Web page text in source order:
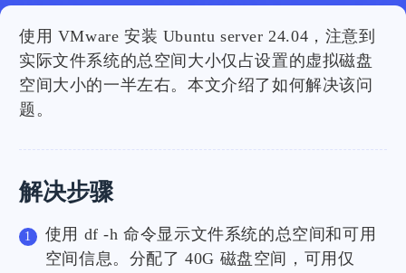
使用 VMware 安装 Ubuntu server 24.04 ，注意到
实际文件系统的总空间大小仅占设置的虚拟磁盘
空间大小的一半左右。本文介绍了如何解决该问
题。
解决步骤
使用 df -h 命令显示文件系统的总空间和可用
空间信息。分配了 40G 磁盘空间，可用仅